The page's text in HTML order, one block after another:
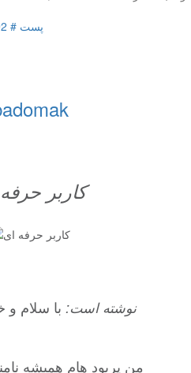
پست # 92
کاربر
baran7575 نوشته است: با سلام و
من پریود هام همیشه